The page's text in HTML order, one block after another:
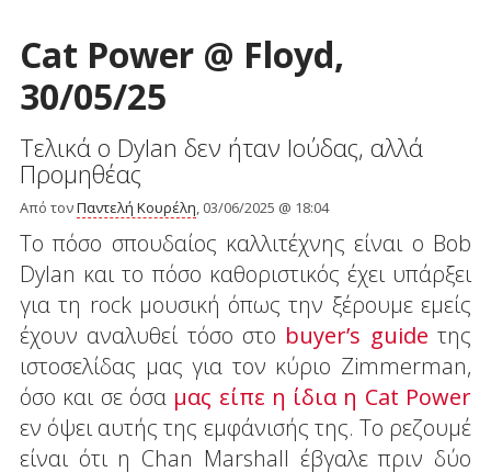
Cat Power @ Floyd,
30/05/25
Τελικά ο Dylan δεν ήταν Ιούδας, αλλά
Προμηθέας
Από τονΠαντελή Κουρέλη, 03/06/2025 @ 18:04
Το πόσο σπουδαίος καλλιτέχνης είναι ο Bob
Dylan και το πόσο καθοριστικός έχει υπάρξει
για τη rock μουσική όπως την ξέρουμε εμείς
έχουν αναλυθεί τόσο στο buyer’s guide της
ιστοσελίδας μας για τον κύριο Zimmerman,
όσο και σε όσα μας είπε η ίδια η Cat Power
εν όψει αυτής της εμφάνισής της. Το ρεζουμέ
είναι ότι η Chan Marshall έβγαλε πριν δύο